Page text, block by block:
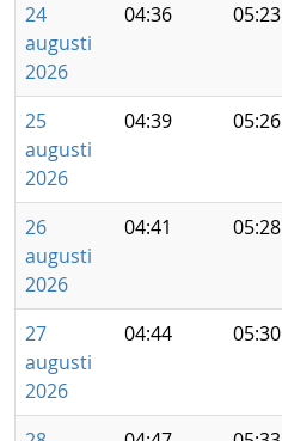
24
augusti
2026
04:36 05:23
25
augusti
2026
04:39 05:26
26
augusti
2026
04:41 05:28
27
augusti
2026
04:44 05:30